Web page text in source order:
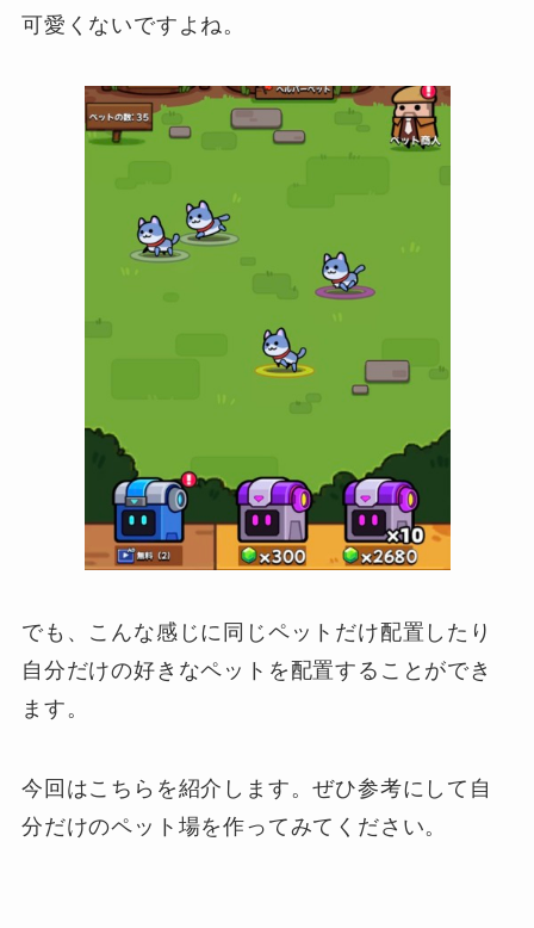
可愛くないですよね。
でも、こんな感じに同じペットだけ配置したり
自分だけの好きなペットを配置することができ
ます。
今回はこちらを紹介します。ぜひ参考にして自
分だけのペット場を作ってみてください。